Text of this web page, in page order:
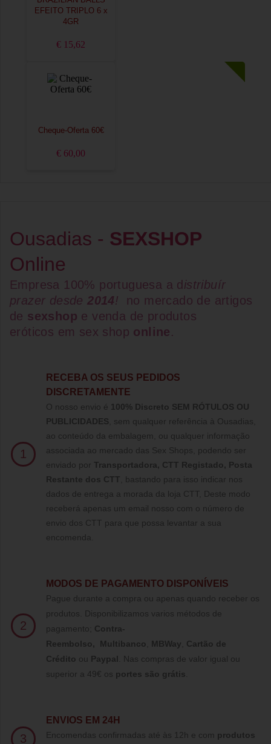
EFEITO TRIPLO 6 x
4GR
€ 15,62
Cheque-Oferta 60€
€ 60,00
Ousadias - SEXSHOP
Online
Empresa 100% portuguesa a d istribuír
prazer desde2014!
no mercado de artigos
de sexshop e venda de produtos
eróticos em sex shop online.
1
RECEBA OS SEUS PEDIDOS
DISCRETAMENTE
O nosso envio é 100% Discreto SEM RÓTULOS OU
PUBLICIDADES , sem qualquer referência à Ousadias,
ao conteúdo da embalagem, ou qualquer informação
associada ao mercado das Sex Shops, podendo ser
enviado por Transportadora, CTT Registado, Posta
Restante dos CTT , bastando para isso indicar nos
dados de entrega a morada da loja CTT, Deste modo
receberá apenas um email nosso com o número de
envio dos CTT para que possa levantar a sua
encomenda.
2
MODOS DE PAGAMENTO DISPONÍVEIS
Pague durante a compra ou apenas quando receber os
produtos. Disponibilizamos varios métodos de
pagamento; Contra-
Reembolso, Multibanco MBWay
Cartão de
Crédito ou Paypal
Nas compras de valor igual ou
superior a 49€ os portes são grátis
3
ENVIOS EM 24H
Encomendas confirmadas até às 12h e com produtos